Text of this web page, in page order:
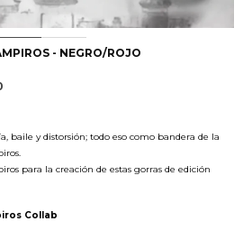
1 2
- NEGRO/ROJO
baile y distorsión; todo eso como bandera de la
para la creación de estas gorras de edición
Collab